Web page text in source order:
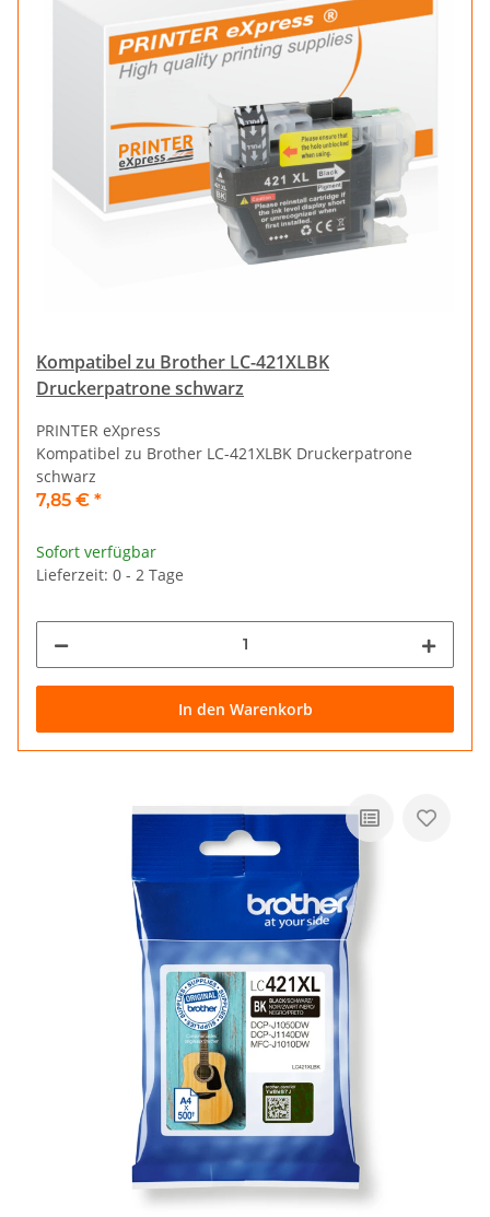
Kompatibel zu Brother LC-421XLBK
Druckerpatrone schwarz
PRINTER eXpress
Kompatibel zu Brother LC-421XLBK Druckerpatrone
schwarz
7,85 € *
Sofort verfügbar
Lieferzeit: 0 - 2 Tage
In den Warenkorb